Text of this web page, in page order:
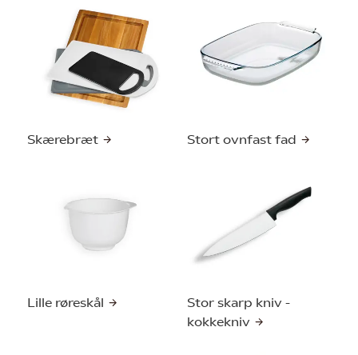
Skærebræt Stort ovnfast fad
Lille røreskål
Stor skarp kniv -
kokkekniv